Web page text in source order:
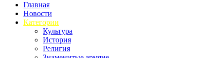
Главная
Новости
Категории
Культура
История
Религия